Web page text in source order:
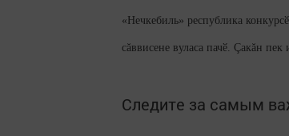
«Нечкебиль» республика
сăввисене вуласа пачӗ. Çакăн
Следите за самым